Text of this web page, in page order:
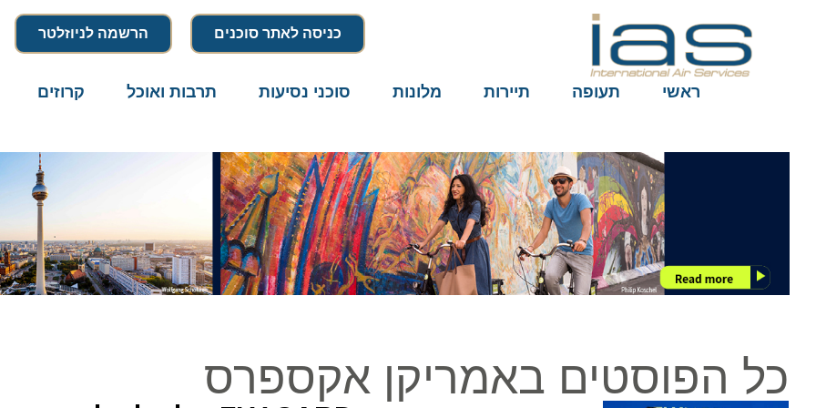
כניסה לאתר סוכנים הרשמה לניוזלטר
ראשי תעופה תיירות מלונות סוכני נסיעות תרבות ואוכל קרוזים
כל הפוסטים באמריקן אקספרס